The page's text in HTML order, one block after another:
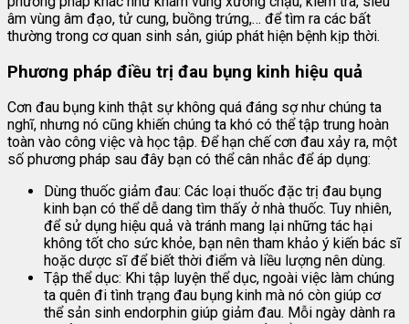
âm vùng âm đạo, tử cung, buồng trứng,… để tìm ra các bất
thường trong cơ quan sinh sản, giúp phát hiện bệnh kịp thời.
Phương pháp điều trị đau bụng kinh hiệu quả
Cơn đau bụng kinh thật sự không quá đáng sợ như chúng ta
nghĩ, nhưng nó cũng khiến chúng ta khó có thể tập trung hoàn
toàn vào công việc và học tập. Để hạn chế cơn đau xảy ra, một
số phương pháp sau đây bạn có thể cân nhắc để áp dụng:
Dùng thuốc giảm đau: Các loại thuốc đặc trị đau bụng
kinh bạn có thể dễ dang tìm thấy ở nhà thuốc. Tuy nhiên,
để sử dụng hiệu quả và tránh mang lại những tác hại
không tốt cho sức khỏe, bạn nên tham khảo ý kiến bác sĩ
hoặc dược sĩ để biết thời điểm và liều lượng nên dùng.
Tập thể dục: Khi tập luyện thể dục, ngoài việc làm chúng
ta quên đi tình trạng đau bụng kinh mà nó còn giúp cơ
thể sản sinh endorphin giúp giảm đau. Mỗi ngày dành ra